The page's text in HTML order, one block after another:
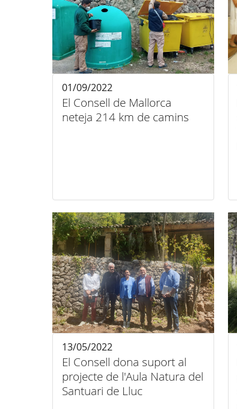
El Consell de Mallorca
neteja 214 km de camins
01/09/2022
El Consell dona suport al
projecte de l'Aula Natura del
Santuari de Lluc
13/05/2022